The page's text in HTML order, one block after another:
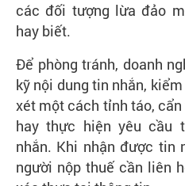
các đối tượng lừa đảo
hay biết.
Để phòng tránh, doanh
kỹ nội dung tin nhắn,
xét một cách tỉnh táo,
hay thực hiện yêu cầu
nhắn. Khi nhận được tin
người nộp thuế cần liên